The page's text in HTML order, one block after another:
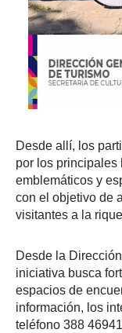
Desde allí, los
por los principales
emblemáticos y
con el objetivo de
visitantes a la
Desde la
iniciativa busca
espacios de
información, los
teléfono 388